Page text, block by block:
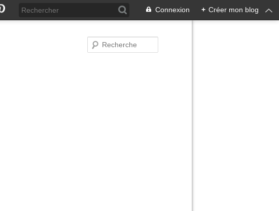
Connexion + Créer mon blog